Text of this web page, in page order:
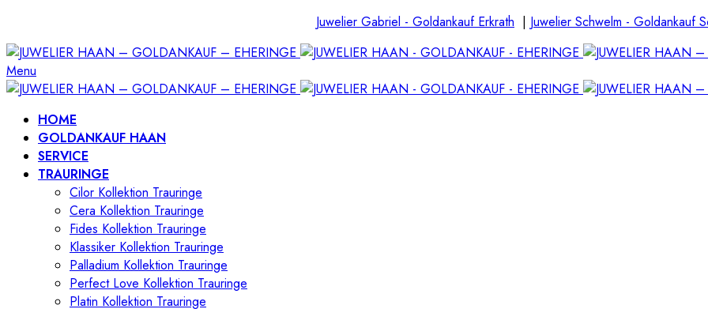
Juwelier Gabriel - Goldankauf Erkrath | Juwelier Schwelm - Goldankauf
Menu
HOME
GOLDANKAUF HAAN
SERVICE
TRAURINGE
Cilor Kollektion Trauringe
Cera Kollektion Trauringe
Fides Kollektion Trauringe
Klassiker Kollektion Trauringe
Palladium Kollektion Trauringe
Perfect Love Kollektion Trauringe
Platin Kollektion Trauringe